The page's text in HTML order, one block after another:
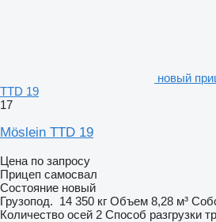
новый
TTD 19
17
Möslein TTD 19
Цена по запросу
Прицеп самосвал
Состояние новый
Грузопод. 14 350 кг Объем 8,28 м³
Количество осей 2 Способ разгрузки